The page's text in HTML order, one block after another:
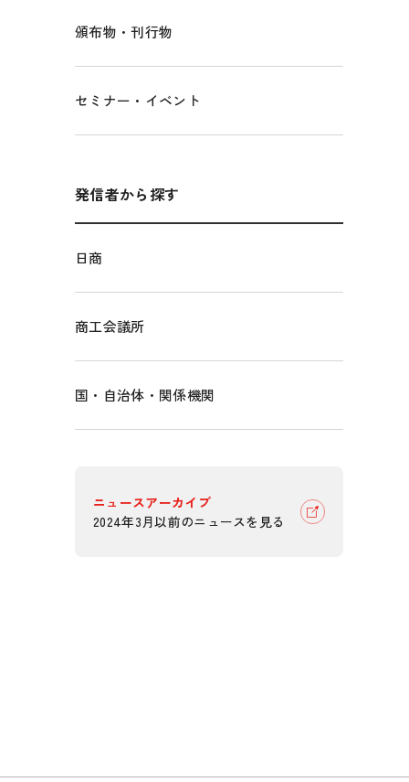
頒布物・刊行物
セミナー・イベント
発信者から探す
日商
商工会議所
国・自治体・関係機関
ニュースアーカイブ
2024年3月以前のニュースを見る